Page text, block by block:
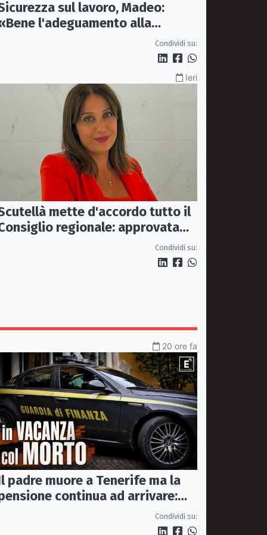
sul lavoro, Madeo:
l'adeguamento alla
nazionale, servono più
Condividi su:
Ieri
mette d'accordo tutto il
regionale: approvata
per i treni Sibari-Paola
Condividi su:
20 ore fa
padre muore a Tenerife ma la
continua ad arrivare:
Condividi su: